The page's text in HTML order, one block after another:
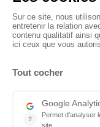
Mentions légales
Fait par Angulaire